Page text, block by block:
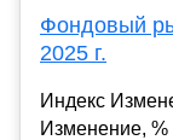
Фондовый
2025 г.
Индекс
Изменение, %